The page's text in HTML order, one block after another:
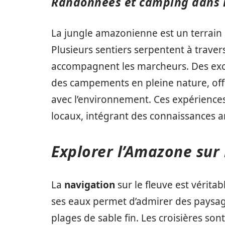
La jungle amazonienne est un
Plusieurs sentiers serpentent à
accompagnent les marcheurs. Des
des campements en pleine nature,
avec l’environnement. Ces
locaux, intégrant des connaissances
Explorer l’Amazone sur
La navigation sur le fleuve est
ses eaux permet d’admirer des
plages de sable fin. Les croisières